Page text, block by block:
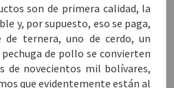
son de primera calidad, la
y, por supuesto, eso se paga,
de ternera, uno de cerdo, un
de pollo se convierten
de novecientos mil bolívares,
que evidentemente están al